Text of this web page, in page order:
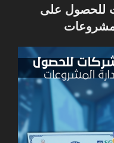
للحصول على